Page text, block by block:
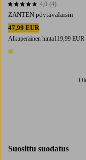
ZANTEN pöytävalaisin
47,99 EUR
Alkuperäinen hinta119,99 EUR
1 väri
4,0 perustuen 4 arvosanaan
4,0 (4)
Suosittu suodatus